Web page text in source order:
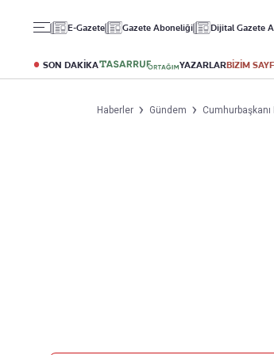
E-Gazete Gazete Aboneliği Dijital Gazete
SON DAKİKA YAZARLARBİZİM
Altın
Döviz
Kripto Para
Haberler Gündem